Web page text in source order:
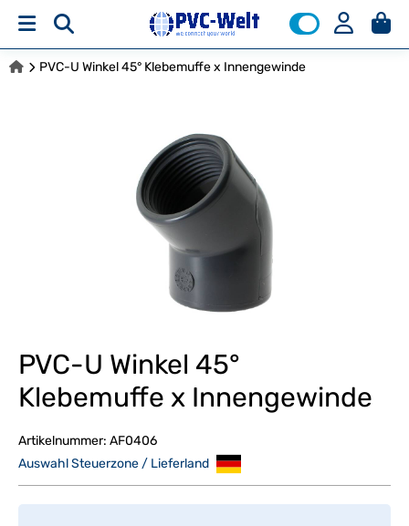
PVC-U Winkel 45° Klebemuffe x Innengewinde
PVC-U Winkel 45°
Klebemuffe x Innengewinde
Artikelnummer: AF0406
Auswahl Steuerzone / Lieferland